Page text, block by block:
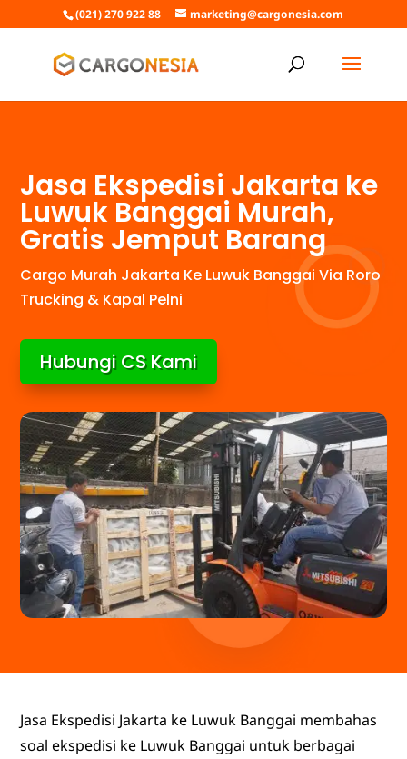
(021) 270 922 88 marketing@cargonesia.com
Jasa Ekspedisi Jakarta ke
Luwuk Banggai Murah,
Gratis Jemput Barang
Cargo Murah Jakarta Ke Luwuk Banggai Via Roro
Trucking & Kapal Pelni
Hubungi CS Kami
Jasa Ekspedisi Jakarta ke Luwuk Banggai membahas
soal ekspedisi ke Luwuk Banggai untuk berbagai